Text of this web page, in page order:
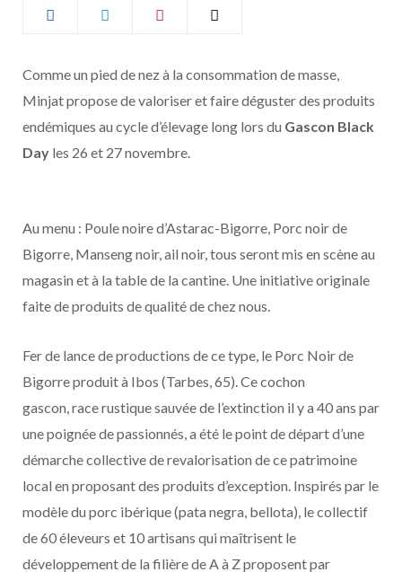
o r
Comme un pied de nez à la consommation de masse,
Minjat propose de valoriser et faire déguster des produits
endémiques au cycle d’élevage long lors du Gascon Black
Day les 26 et 27 novembre.
Au menu : Poule noire d’Astarac-Bigorre, Porc noir de
Bigorre, Manseng noir, ail noir, tous seront mis en scène au
magasin et à la table de la cantine. Une initiative originale
faite de produits de qualité de chez nous.
Fer de lance de productions de ce type, le Porc Noir de
Bigorre produit à Ibos (Tarbes, 65). Ce cochon
gascon, race rustique sauvée de l’extinction il y a 40 ans par
une poignée de passionnés, a été le point de départ d’une
démarche collective de revalorisation de ce patrimoine
local en proposant des produits d’exception. Inspirés par le
modèle du porc ibérique (pata negra, bellota), le collectif
de 60 éleveurs et 10 artisans qui maîtrisent le
développement de la filière de A à Z proposent par